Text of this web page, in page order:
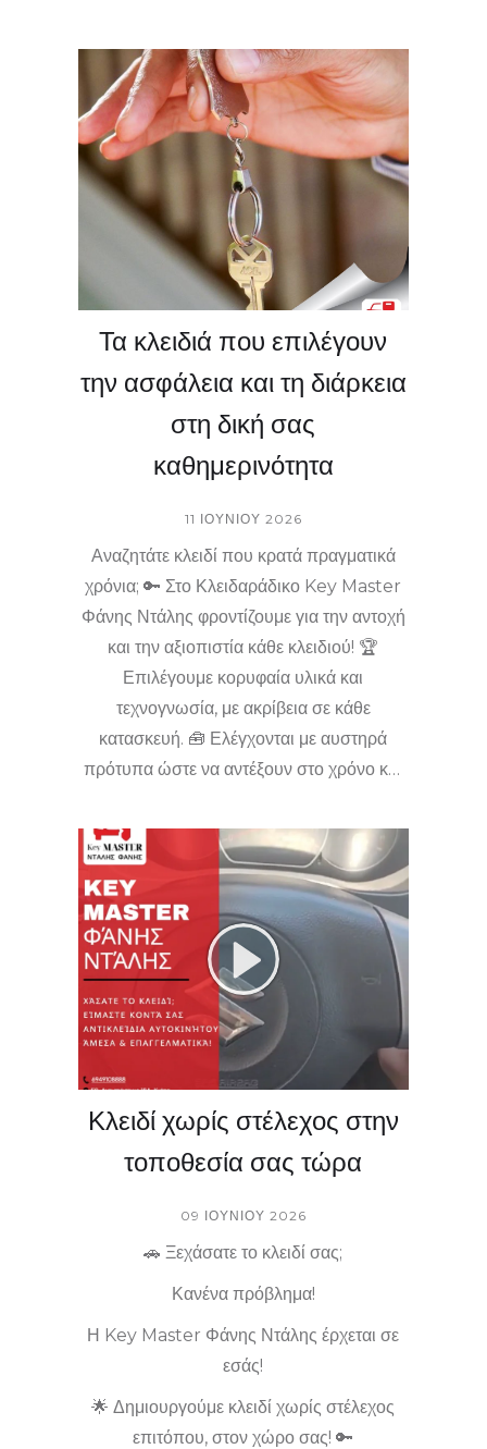
διαδικασία είναι γρήγορη, οικονομική και
προσαρμοσμένη στις απαιτήσεις της
αγοράς του Κιάτου και της Κορινθίας. 📍🌍
Επικοινωνήστε μαζί μας για να
ενημερωθείτε για όλες τις λύσεις που
ανταποκρίνονται πραγματικά στις ανάγκες
σας! ☎️ Εμπιστευτείτε τους ειδικούς στα
αντικλείδια αυτοκινήτου Κιάτο, για σιγουριά
κάθε στιγμή.
Τα κλειδιά που επιλέγουν
την ασφάλεια και τη διάρκεια
στη δική σας
καθημερινότητα
11 ΙΟΥΝΊΟΥ 2026
Αναζητάτε κλειδί που κρατά πραγματικά
χρόνια; 🔑 Στο Κλειδαράδικο Key Master
Φάνης Ντάλης φροντίζουμε για την αντοχή
και την αξιοπιστία κάθε κλειδιού! 🏆
Επιλέγουμε κορυφαία υλικά και
τεχνογνωσία, με ακρίβεια σε κάθε
κατασκευή. 🧰 Ελέγχονται με αυστηρά
πρότυπα ώστε να αντέξουν στο χρόνο και
μου Κιάτο, Επείγουσες υπηρεσίες
κλειδαρά, Κατασκευή αντικλειδιών Κιάτο,
πάντα με γρήγορη εξυπηρέτηση. 🔔
Περνάτε από το κατάστημα ή
επικοινωνήστε για να δείτε τη διαφορά
στην ποιότητα! 🚀😉
Κλειδί χωρίς στέλεχος στην
τοποθεσία σας τώρα
09 ΙΟΥΝΊΟΥ 2026
🚗 Ξεχάσατε το κλειδί σας;
Κανένα πρόβλημα!
Η Key Master Φάνης Ντάλης έρχεται σε
εσάς!
🌟 Δημιουργούμε κλειδί χωρίς στέλεχος
επιτόπου, στον χώρο σας! 🔑